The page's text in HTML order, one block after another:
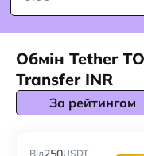
Обмін Tether
Transfer INR
За рейтингом
Від USDT